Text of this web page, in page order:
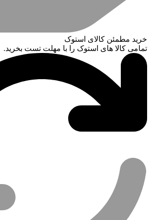
خرید مطمئن کالای استوک
تمامی کالا های استوک را با مهلت تست بخرید.